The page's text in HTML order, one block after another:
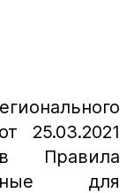
25.03.2021
Правила
для